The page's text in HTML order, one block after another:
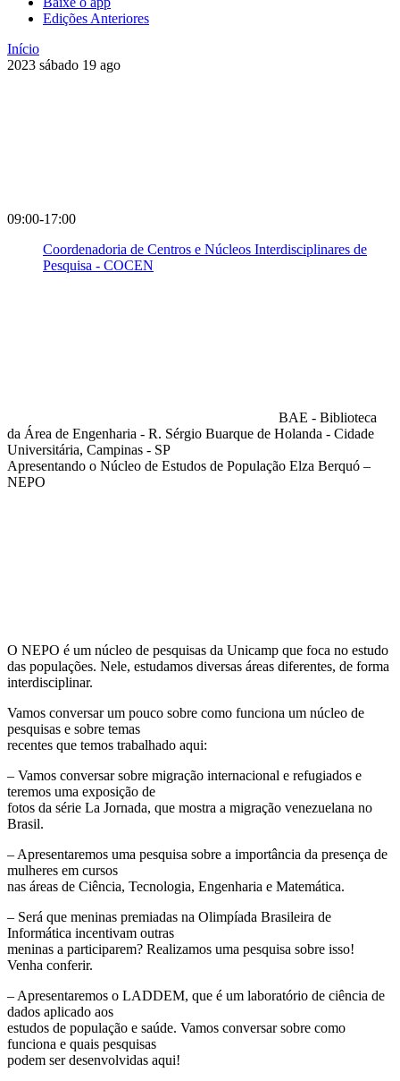
Edições Anteriores
Início
2023 sábado 19 ago
09:00-17:00
Coordenadoria de Centros e Núcleos Interdisciplinares de
Pesquisa - COCEN
BAE - Biblioteca
da Área de Engenharia - R. Sérgio Buarque de Holanda - Cidade
Universitária, Campinas - SP
Apresentando o Núcleo de Estudos de População Elza Berquó –
NEPO
O NEPO é um núcleo de pesquisas da Unicamp que foca no estudo
das populações. Nele, estudamos diversas áreas diferentes, de forma
interdisciplinar.
Vamos conversar um pouco sobre como funciona um núcleo de
pesquisas e sobre temas
recentes que temos trabalhado aqui:
– Vamos conversar sobre migração internacional e refugiados e
teremos uma exposição de
fotos da série La Jornada, que mostra a migração venezuelana no
Brasil.
– Apresentaremos uma pesquisa sobre a importância da presença de
mulheres em cursos
nas áreas de Ciência, Tecnologia, Engenharia e Matemática.
– Será que meninas premiadas na Olimpíada Brasileira de
Informática incentivam outras
meninas a participarem? Realizamos uma pesquisa sobre isso!
Venha conferir.
– Apresentaremos o LADDEM, que é um laboratório de ciência de
dados aplicado aos
estudos de população e saúde. Vamos conversar sobre como
funciona e quais pesquisas
podem ser desenvolvidas aqui!